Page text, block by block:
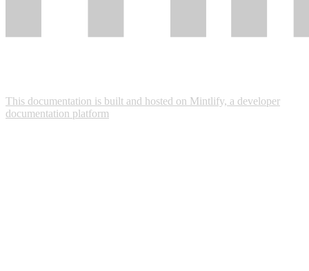
This documentation is built and hosted on Mintlify, a developer
documentation platform